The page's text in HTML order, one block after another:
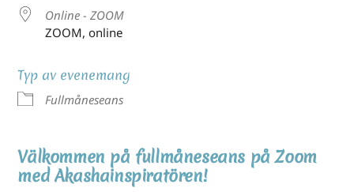
Online - ZOOM
ZOOM, online
Typ av evenemang
Fullmåneseans
Välkommen på fullmåneseans på Zoom
med Akashainspiratören!